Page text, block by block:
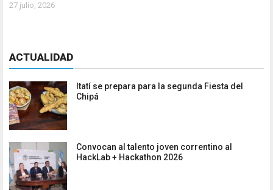
27 julio, 2026
ACTUALIDAD
Itatí se prepara para la segunda Fiesta del
Chipá
Convocan al talento joven correntino al
HackLab + Hackathon 2026